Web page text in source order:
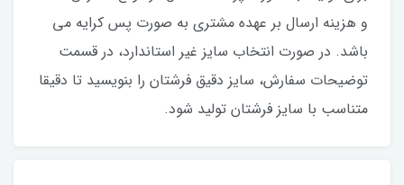
و هزینه ارسال بر عهده مشتری به صورت پس کرایه می
باشد. در صورت انتخاب سایز غیر استاندارد، در قسمت
توضیحات سفارش، سایز دقیق فرشتان را بنویسید تا دقیقا
متناسب با سایز فرشتان تولید شود.